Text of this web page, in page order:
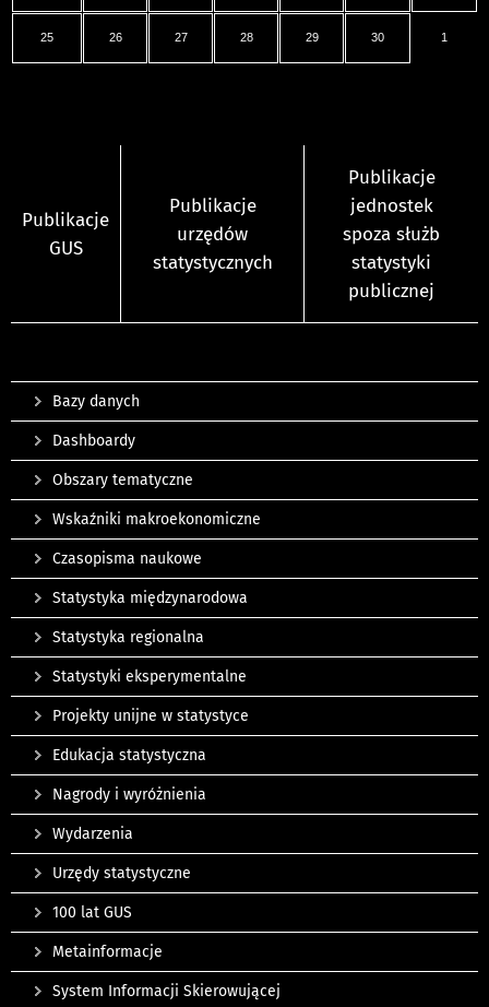
25 26 27 28 29 30 1
Publikacje
GUS
Publikacje
urzędów
statystycznych
Publikacje
jednostek
spoza służb
statystyki
publicznej
Bazy danych
Dashboardy
Obszary tematyczne
Wskaźniki makroekonomiczne
Czasopisma naukowe
Statystyka międzynarodowa
Statystyka regionalna
Statystyki eksperymentalne
Projekty unijne w statystyce
Edukacja statystyczna
Nagrody i wyróżnienia
Wydarzenia
Urzędy statystyczne
100 lat GUS
Metainformacje
System Informacji Skierowującej